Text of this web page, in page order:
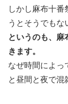
しかし麻布十
うとそうでもな
というのも、麻
きます。
なぜ時間によっ
と昼間と夜で混